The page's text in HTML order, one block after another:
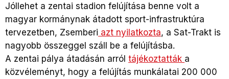
Jóllehet a zentai stadion felújítása benne volt a
magyar kormánynak átadott sport-infrastruktúra
tervezetben, Zsemberi azt nyilatkozta, a Sat-Trakt is
nagyobb összeggel száll be a felújításba.
A zentai pálya átadásán arról tájékoztatták a
közvéleményt, hogy a felújítás munkálatai 200 000